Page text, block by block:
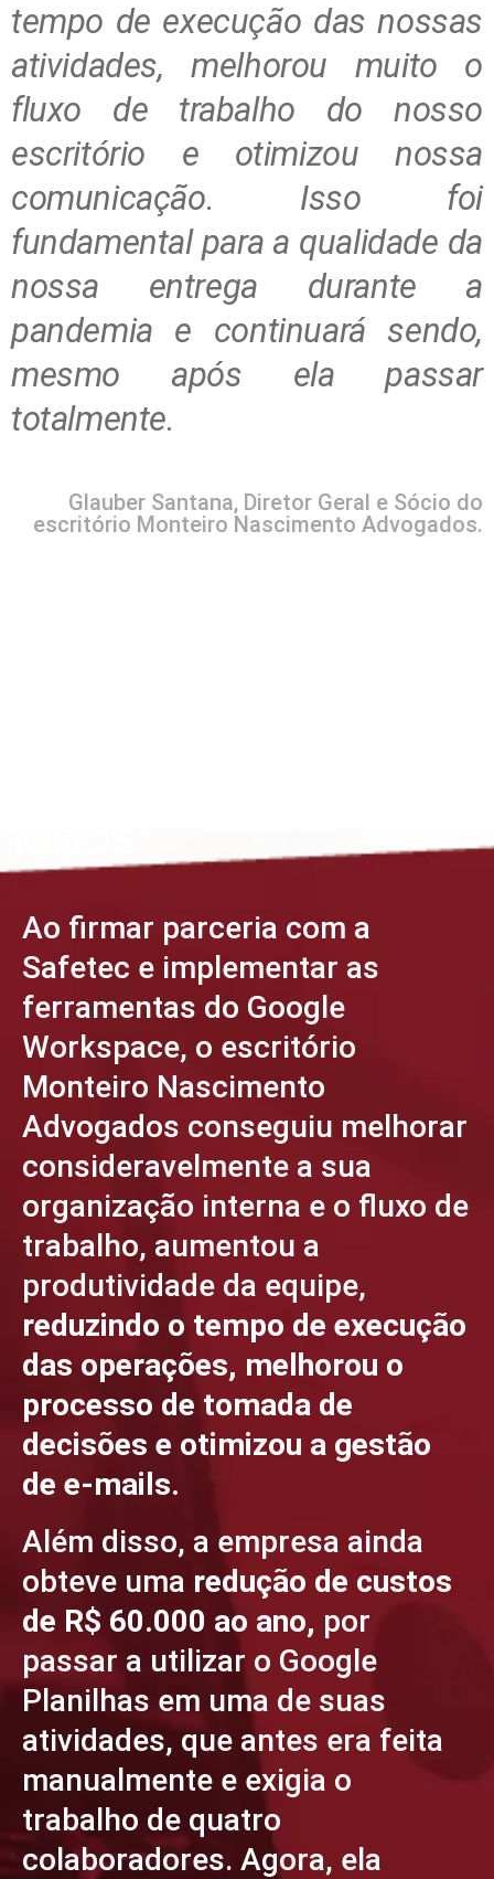
tempo de execução das nossas
atividades, melhorou muito o
fluxo de trabalho do nosso
escritório e otimizou nossa
comunicação. Isso foi
fundamental para a qualidade da
nossa entrega durante a
pandemia e continuará sendo,
mesmo após ela passar
totalmente.
Glauber Santana, Diretor Geral e Sócio do
escritório Monteiro Nascimento Advogados.
Ao firmar parceria com a
Safetec e implementar as
ferramentas do Google
Workspace, o escritório
Monteiro Nascimento
Advogados conseguiu melhorar
consideravelmente a sua
organização interna e o fluxo de
trabalho, aumentou a
produtividade da equipe,
reduzindo o tempo de execução
das operações, melhorou o
processo de tomada de
decisões e otimizou a gestão
de e-mails.
Além disso, a empresa ainda
obteve uma redução de custos
de R$ 60.000 ao ano, por
passar a utilizar o Google
Planilhas em uma de suas
atividades, que antes era feita
manualmente e exigia o
trabalho de quatro
colaboradores. Agora, ela